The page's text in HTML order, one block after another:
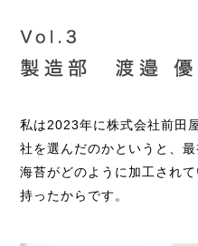
私は2023年に株式会社前田
社を選んだのかというと、
海苔がどのように加工され
持ったからです。